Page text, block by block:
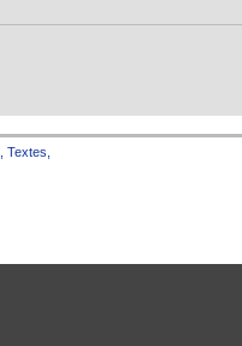
Textes